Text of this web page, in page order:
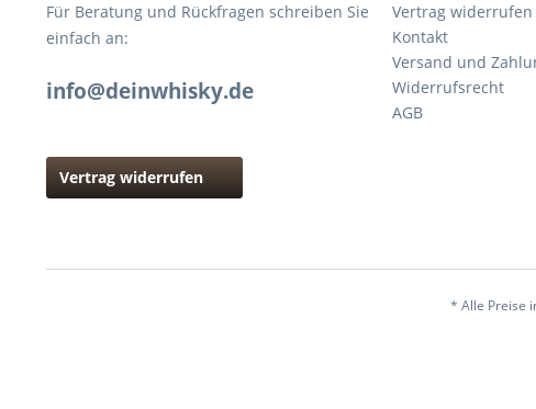
Für Beratung und Rückfragen schreiben Sie
einfach an:
info@deinwhisky.de
Vertrag widerrufen
Vertrag widerrufen
Kontakt
Versand und
Widerrufsrecht
AGB
* Alle Preise